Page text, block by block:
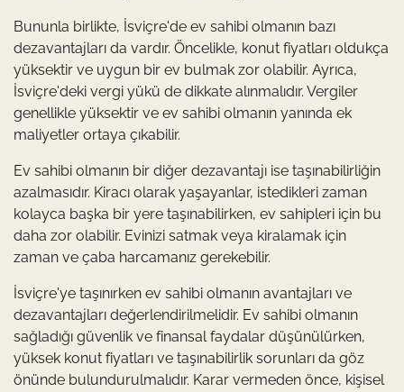
Bununla birlikte, İsviçre'de ev sahibi olmanın bazı
dezavantajları da vardır. Öncelikle, konut fiyatları oldukça
yüksektir ve uygun bir ev bulmak zor olabilir. Ayrıca,
İsviçre'deki vergi yükü de dikkate alınmalıdır. Vergiler
genellikle yüksektir ve ev sahibi olmanın yanında ek
maliyetler ortaya çıkabilir.
Ev sahibi olmanın bir diğer dezavantajı ise taşınabilirliğin
azalmasıdır. Kiracı olarak yaşayanlar, istedikleri zaman
kolayca başka bir yere taşınabilirken, ev sahipleri için bu
daha zor olabilir. Evinizi satmak veya kiralamak için
zaman ve çaba harcamanız gerekebilir.
İsviçre'ye taşınırken ev sahibi olmanın avantajları ve
dezavantajları değerlendirilmelidir. Ev sahibi olmanın
sağladığı güvenlik ve finansal faydalar düşünülürken,
yüksek konut fiyatları ve taşınabilirlik sorunları da göz
önünde bulundurulmalıdır. Karar vermeden önce, kişisel